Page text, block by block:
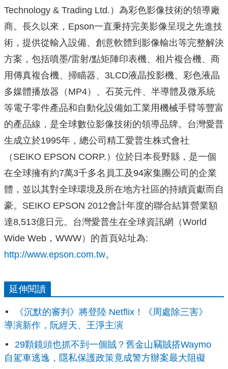
Technology & Trading Ltd.）為彩色影像技術的領導廠
商。長久以來，Epson一直秉持完美影像呈現之先進技
術，提供從輸入設備、創意軟體到影像輸出等完整解決
方案，包括噴墨/雷射/點矩陣印表機、相片複合機、商
用傳真複合機、掃瞄器、3LCD液晶投影機、彩色液晶
多媒體播放器（MP4）、石英元件、半導體及微系統
等電子零件產品和自動化設備如工業用機械手臂等豐富
的產品線，是全球數位影像技術的領導品牌。台灣愛普
生成立於1995年，總公司精工愛普生株式會社
（SEIKO EPSON CORP.）位於日本長野縣，是一個
在全球擁有約7萬3千多名員工及94家集團公司的企業
體，並以其對全球環境及所在地方社區的持續貢獻而自
豪。SEIKO EPSON 2012會計年度的聯合結算營業額
達8,513億日元。台灣愛普生在全球資訊網（World
Wide Web，WWW）的首頁站址為:
http://www.epson.com.tw。
延伸閱讀
《沉默的審判》將登陸 Netflix！《周處除三害》
導演新作，阮經天、王淨主演
29顆鏡頭也抓不到一個賊？舊金山竊賊搭Waymo
自駕車逃逸，隱私保護政策竟成警方辦案最大阻礙